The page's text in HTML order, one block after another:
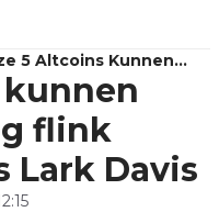
5 Altcoins Kunnen
Maand Nog Flink
Volgens Lark Davis
kunnen
flink
Lark Davis